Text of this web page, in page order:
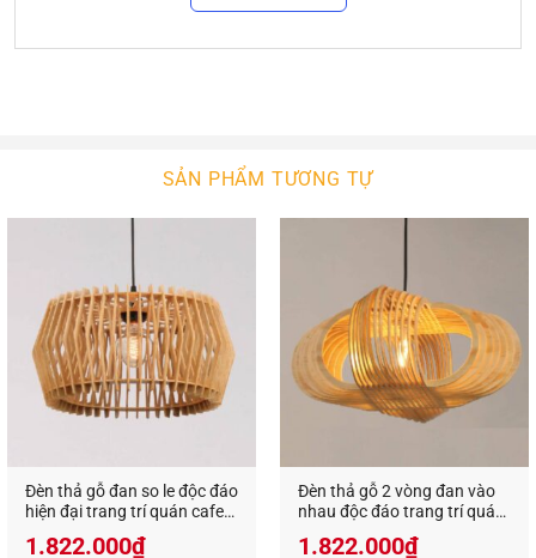
Với kiểu dáng và kích thước đa dạng,đèn gổ decor
đến đâu thì sự xuất hiện của đèn trang trí cũng sẽ
mang đến sự cân bằng, tạo cảm giác nhẹ nhàng,
trang nhã và thanh thoát.
Không chỉ tạo sự cân bằng cho nội thất,đèn gỗ
decor trang trícòn có khả năng tạo sự cân bằng
quá chói gắt, cũng không quá lạnh lẽo. Bất kể màu
sắc chủ đạo của căn phòng là gì thì đèn gỗ trang
trí cũng mang đến sự hài hòa, giúp không gian
SẢN PHẨM TƯƠNG TỰ
Đèn thả gỗ đan so le độc đáo
hiện đại trang trí quán cafe
1.822.000₫
Đèn thả gỗ 2 vòng đan vào
nhau độc đáo trang trí quán
1.822.000₫